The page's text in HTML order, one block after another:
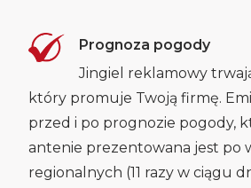
Prognoza pogody
Jingiel reklamowy
który promuje Twoją firmę.
przed i po prognozie pogody,
antenie prezentowana jest po
regionalnych (11 razy w ciągu